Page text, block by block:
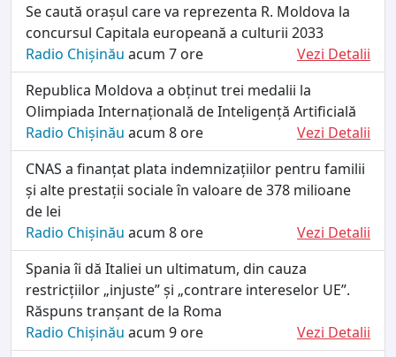
Se caută orașul care va reprezenta R. Moldova la
concursul Capitala europeană a culturii 2033
Radio Chișinău acum 7 ore
Vezi Detalii
Republica Moldova a obținut trei medalii la
Olimpiada Internațională de Inteligență Artificială
Radio Chișinău acum 8 ore
Vezi Detalii
CNAS a finanțat plata indemnizațiilor pentru familii
și alte prestații sociale în valoare de 378 milioane
de lei
Radio Chișinău acum 8 ore
Vezi Detalii
Spania îi dă Italiei un ultimatum, din cauza
restricțiilor „injuste” și „contrare intereselor UE”.
Răspuns tranșant de la Roma
Radio Chișinău acum 9 ore
Vezi Detalii